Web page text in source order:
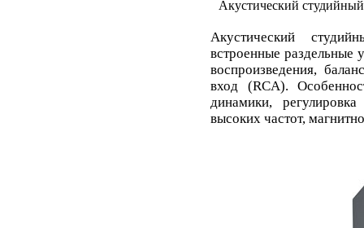
Акустический
Акустический
встроенные
воспроизведения,
вход (RCA).
динамики,
высоких частот,